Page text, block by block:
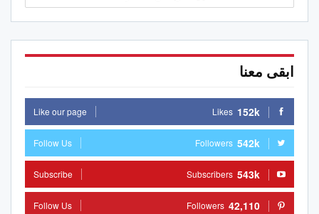
ابقى معنا
152k
Likes
Like our page
542k
Followers
Follow Us
543k
Subscribers
Subscribe
42,110
Followers
Follow Us